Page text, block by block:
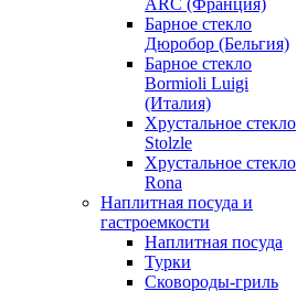
Барное стекло
Дюробор (Бельгия)
Барное стекло
Bormioli Luigi
(Италия)
Хрустальное стекло
Stolzle
Хрустальное стекло
Rona
Наплитная посуда и
гастроемкости
Наплитная посуда
Турки
Сковороды-гриль